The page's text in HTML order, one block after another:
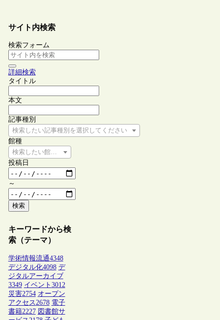
サイト内検索
検索フォーム
詳細検索
タイトル
本文
記事種別
検索したい記事種別を選択してください
館種
検索したい館種を選択してください
投稿日
～
検索
キーワードから検
索（テーマ）
学術情報流通4348
デジタル化4098 デ
ジタルアーカイブ
3349 イベント 3012
災害2754 オープン
アクセス 2678 電子
書籍2227 図書館サ